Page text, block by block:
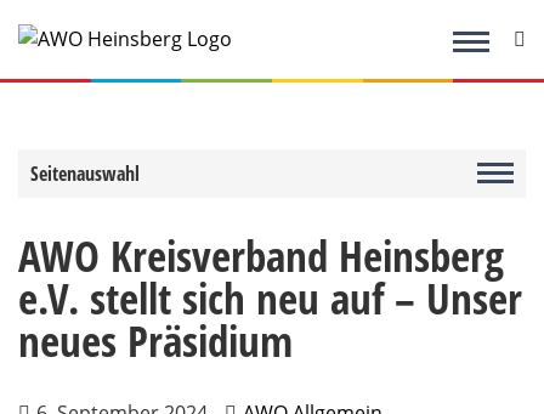
Inhalt
springen
Seitenauswahl
AWO Kreisverband Heinsberg
e.V. stellt sich neu auf – Unser
neues Präsidium